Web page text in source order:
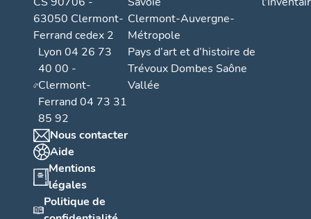
63050 Clermont-
Ferrand cedex 2
Lyon 04 26 73
40 00 -
Clermont-
Ferrand 04 73 31
85 92
Nous contacter
Aide
Mentions
légales
Politique de
Clermont-Auvergne-
Métropole
Pays d’art et d’histoire de
Trévoux Dombes Saône
Vallée